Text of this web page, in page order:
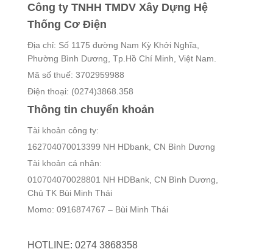
Công ty TNHH TMDV Xây Dựng Hệ
Thống Cơ Điện
Địa chỉ: Số 1175 đường Nam Kỳ Khởi Nghĩa,
Phường Bình Dương, Tp.Hồ Chí Minh, Việt Nam.
Mã số thuế: 3702959988
Điện thoại: (0274)3868.358
Thông tin chuyển khoản
Tài khoản công ty:
162704070013399 NH HDbank, CN Bình Dương
Tài khoản cá nhân:
010704070028801 NH HDBank, CN Bình Dương,
Chủ TK Bùi Minh Thái
Momo: 0916874767 – Bùi Minh Thái
HOTLINE: 0274 3868358